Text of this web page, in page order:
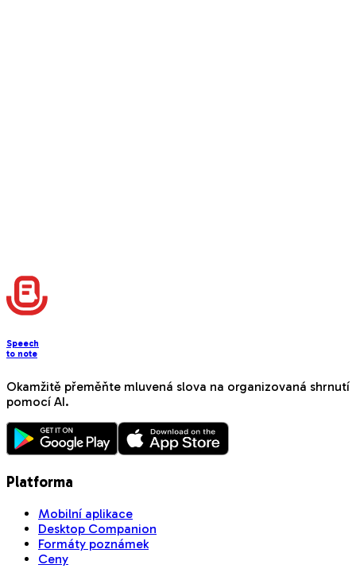
Speech
to note
Okamžitě přeměňte mluvená slova na organizovaná shrnutí
pomocí AI.
Platforma
Mobilní aplikace
Desktop Companion
Formáty poznámek
Ceny